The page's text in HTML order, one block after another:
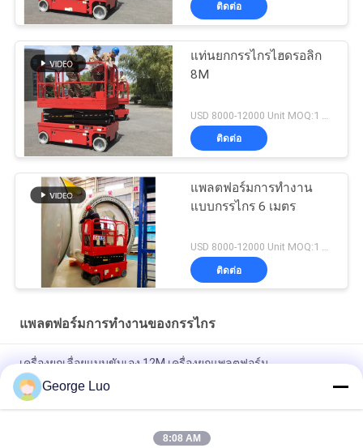
ติดต่อ
แท่นยกกรรไกรไฮดรอลิก
8M
ติดต่อ
แพลตฟอร์มการทำงาน
แบบกรรไกร 6 เมตร
USD 8000-12000 Unit MOQ:1 หน่วย
ติดต่อ
แพลตฟอร์มการทำงานของกรรไกร
เครื่องยกเลื่อยแบบขับเอง 12M เครื่องยกแพลตฟอร์ม
เข้าถึงความสูง 16 เมตร 230 กก. แพลตฟอร์มลิฟท์กรรไกรไฮดรอลิก
George Luo
8:08 AM